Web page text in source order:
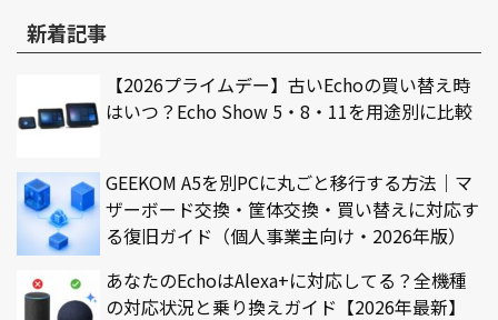
新着記事
【2026プライムデー】古いEchoの買い替え時
はいつ？Echo Show 5・8・11を用途別に比較
GEEKOM A5を別PCに丸ごと移行する方法｜マ
ザーボード交換・筐体交換・買い替えに対応す
る復旧ガイド（個人事業主向け・2026年版）
あなたのEchoはAlexa+に対応してる？全機種
の対応状況と乗り換えガイド【2026年最新】